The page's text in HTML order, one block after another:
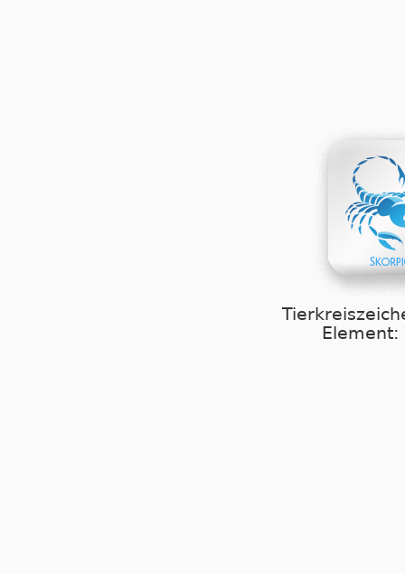
Element: